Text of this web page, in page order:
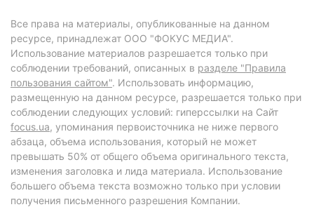
Все права на материалы, опубликованные на данном
ресурсе, принадлежат ООО "ФОКУС МЕДИА".
Использование материалов разрешается только при
соблюдении требований, описанных в разделе "Правила
пользования сайтом". Использовать информацию,
размещенную на данном ресурсе, разрешается только при
соблюдении следующих условий: гиперссылки на Сайт
focus.ua, упоминания первоисточника не ниже первого
абзаца, объема использования, который не может
превышать 50% от общего объема оригинального текста,
изменения заголовка и лида материала. Использование
большего объема текста возможно только при условии
получения письменного разрешения Компании.